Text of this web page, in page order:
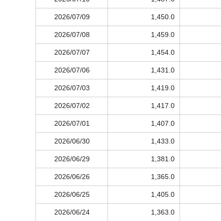
2026/07/09 1,450.0
2026/07/08 1,459.0
2026/07/07 1,454.0
2026/07/06 1,431.0
2026/07/03 1,419.0
2026/07/02 1,417.0
2026/07/01 1,407.0
2026/06/30 1,433.0
2026/06/29 1,381.0
2026/06/26 1,365.0
2026/06/25 1,405.0
2026/06/24 1,363.0